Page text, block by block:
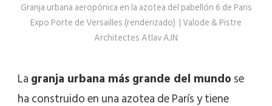
Granja urbana aeropónica en la azotea del pabellón 6 de Paris
Expo Porte de Versailles (renderizado) | Valode & Pistre
Architectes Atlav AJN
Lagranja urbana más grande del mundose
ha construido en una azotea de París y tiene